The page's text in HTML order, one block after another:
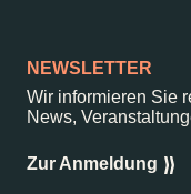
NEWSLETTER
Wir informieren Sie
News,
Zur Anmeldung